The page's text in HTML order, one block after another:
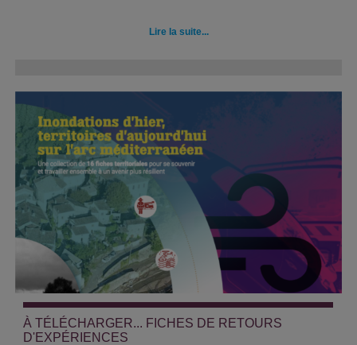
Lire la suite...
À TÉLÉCHARGER... FICHES DE RETOURS
D'EXPÉRIENCES